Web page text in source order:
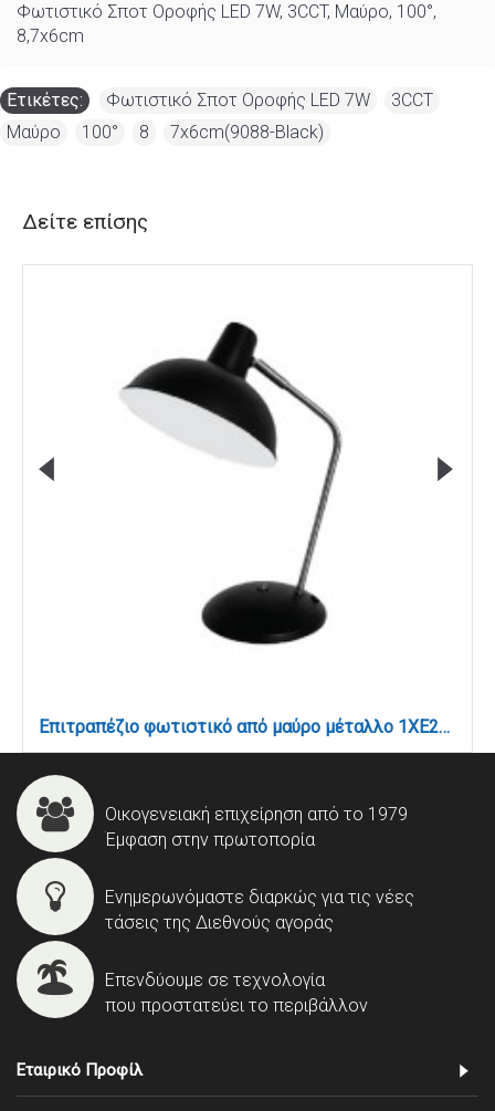
Φωτιστικό Σποτ Οροφής LED 7W, 3CCT, Μαύρο, 100°,
8,7x6cm
Ετικέτες: Φωτιστικό Σποτ Οροφής LED 7W 3CCT
Μαύρο
100° 8 7x6cm(9088-Black)
Δείτε επίσης
Επιτραπέζιο φωτιστικό από μαύρο μέταλλο 1XE27 D:38cm (3051-Black)
Οικογενειακή επιχείρηση από το 1979
Έμφαση στην πρωτοπορία
Ενημερωνόμαστε διαρκώς για τις νέες
τάσεις της Διεθνούς αγοράς
Επενδύουμε σε τεχνολογία
που προστατεύει το περιβάλλον
Εταιρικό Προφίλ